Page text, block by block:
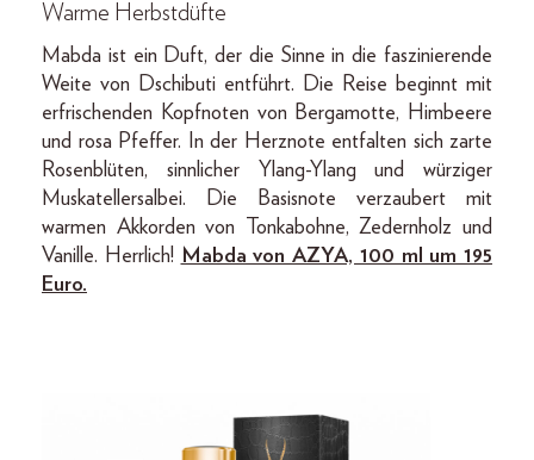
Warme Herbstdüfte
Mabda ist ein Duft, der die Sinne in die faszinierende
Weite von Dschibuti entführt. Die Reise beginnt mit
erfrischenden Kopfnoten von Bergamotte, Himbeere
und rosa Pfeffer. In der Herznote entfalten sich zarte
Rosenblüten, sinnlicher Ylang-Ylang und würziger
Muskatellersalbei. Die Basisnote verzaubert mit
warmen Akkorden von Tonkabohne, Zedernholz und
Vanille. Herrlich! Mabda von AZYA, 100 ml um 195
Euro.